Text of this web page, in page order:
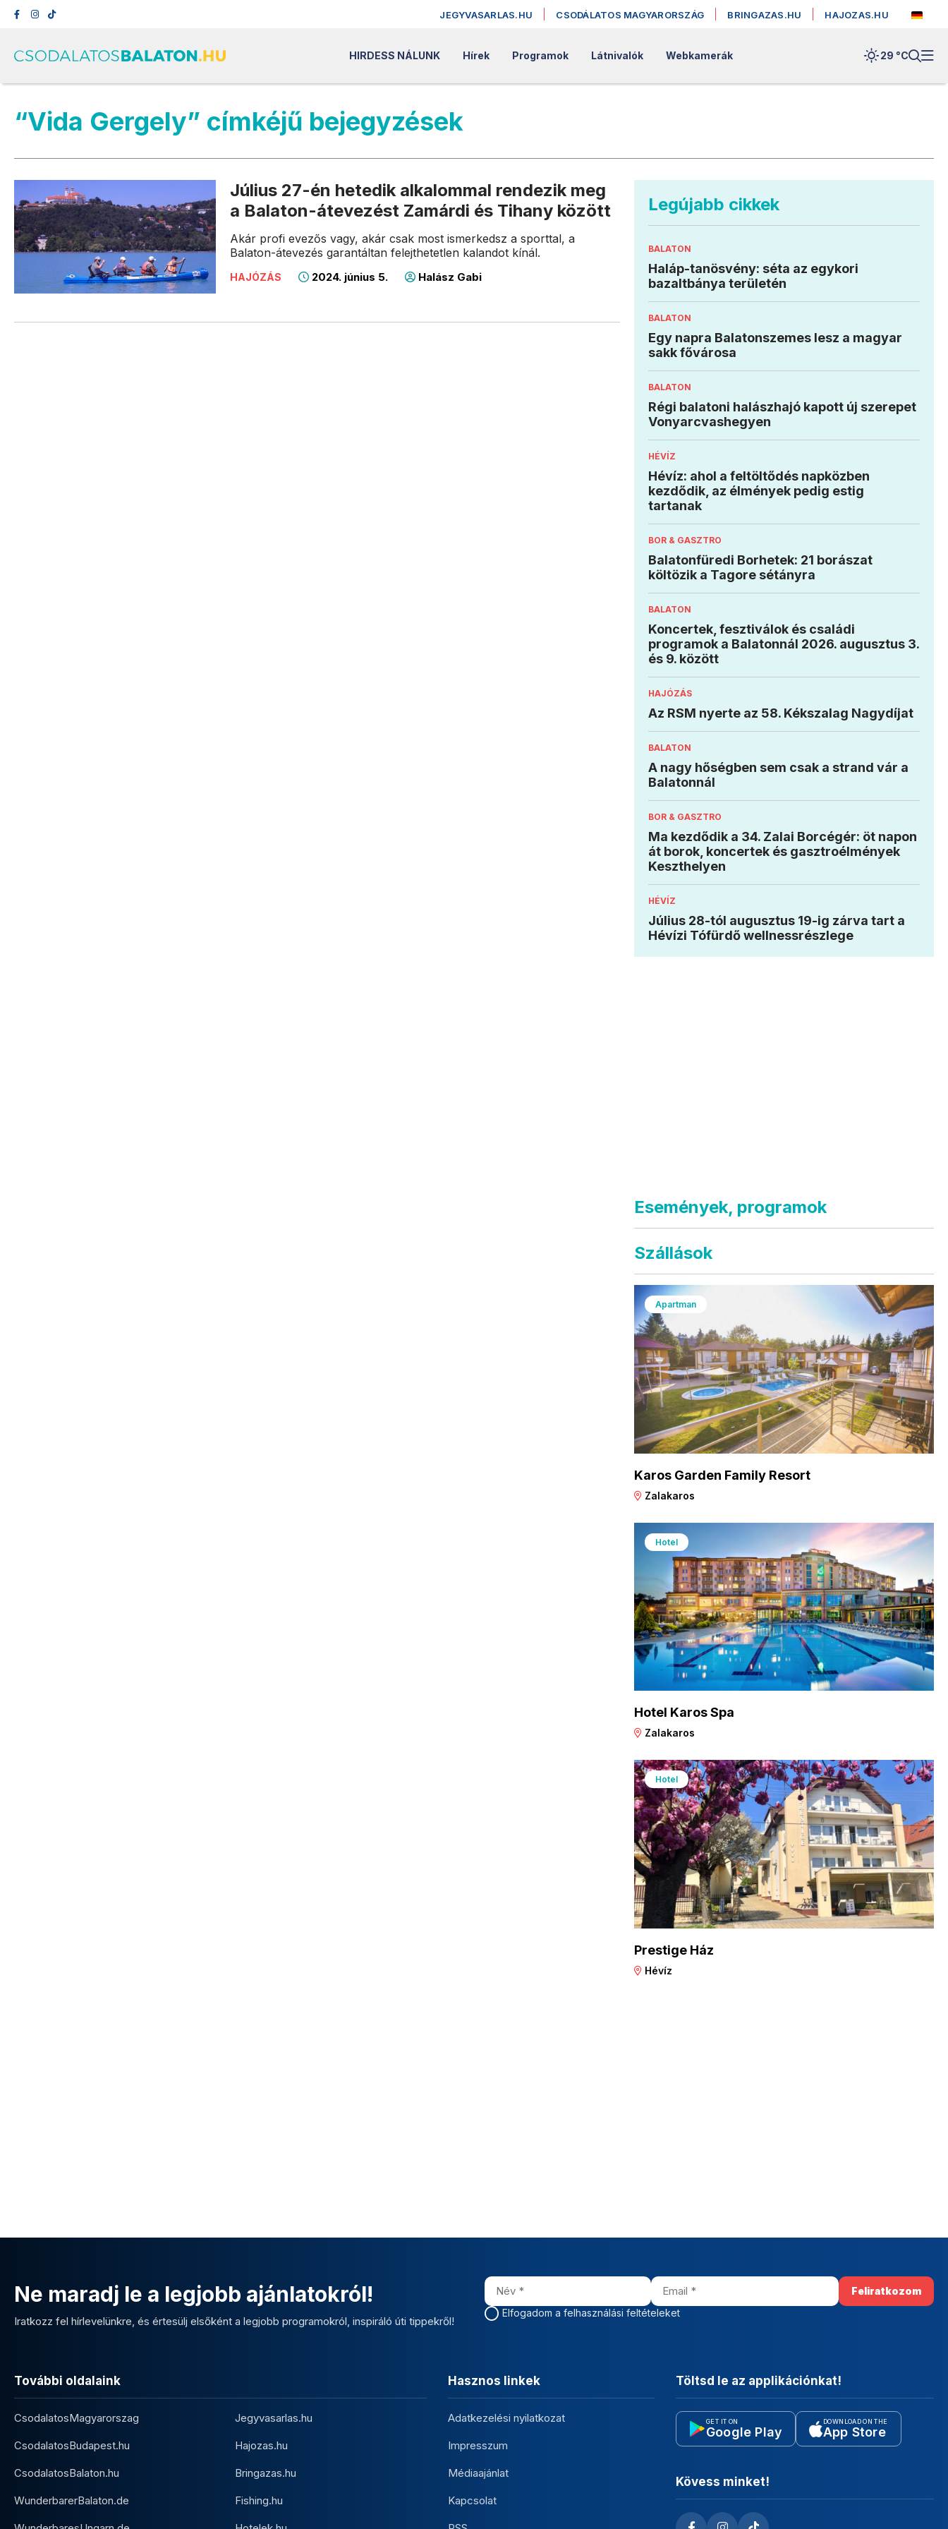
JEGYVASARLAS.HU CSODÁLATOS MAGYARORSZÁG BRINGAZAS.HU HAJOZAS.HU
HIRDESS NÁLUNK Hírek Programok Látnivalók Webkamerák 29 °C
“Vida Gergely” címkéjű bejegyzések
Július 27-én hetedik alkalommal rendezik meg
a Balaton-átevezést Zamárdi és Tihany között
Akár profi evezős vagy, akár csak most ismerkedsz a sporttal, a
Balaton-átevezés garantáltan felejthetetlen kalandot kínál.
HAJÓZÁS 2024. június 5. Halász Gabi
Legújabb cikkek
BALATON
Haláp-tanösvény: séta az egykori
bazaltbánya területén
BALATON
Egy napra Balatonszemes lesz a magyar
sakk fővárosa
BALATON
Régi balatoni halászhajó kapott új szerepet
Vonyarcvashegyen
HÉVÍZ
Hévíz: ahol a feltöltődés napközben
kezdődik, az élmények pedig estig
tartanak
BOR & GASZTRO
Balatonfüredi Borhetek: 21 borászat
költözik a Tagore sétányra
BALATON
Koncertek, fesztiválok és családi
programok a Balatonnál 2026. augusztus 3.
és 9. között
HAJÓZÁS
Az RSM nyerte az 58. Kékszalag Nagydíjat
BALATON
A nagy hőségben sem csak a strand vár a
Balatonnál
BOR & GASZTRO
Ma kezdődik a 34. Zalai Borcégér: öt napon
át borok, koncertek és gasztroélmények
Keszthelyen
HÉVÍZ
Július 28-tól augusztus 19-ig zárva tart a
Hévízi Tófürdő wellnessrészlege
Események, programok
Szállások
Apartman
Karos Garden Family Resort
Zalakaros
Hotel
Hotel Karos Spa
Zalakaros
Hotel
Prestige Ház
Hévíz
Ne maradj le a legjobb ajánlatokról!
Iratkozz fel hírlevelünkre, és értesülj elsőként a legjobb programokról, inspiráló úti tippekről!
Elfogadom a felhasználási feltételeket
További oldalaink
CsodalatosMagyarorszag
CsodalatosBudapest.hu
CsodalatosBalaton.hu
WunderbarerBalaton.de
Jegyvasarlas.hu
Hajozas.hu
Bringazas.hu
Fishing.hu
Hasznos linkek
Adatkezelési nyilatkozat
Impresszum
Médiaajánlat
Kapcsolat
Töltsd le az applikációnkat!
GET IT ON
Google Play
DOWNLOAD ON THE
App Store
Kövess minket!